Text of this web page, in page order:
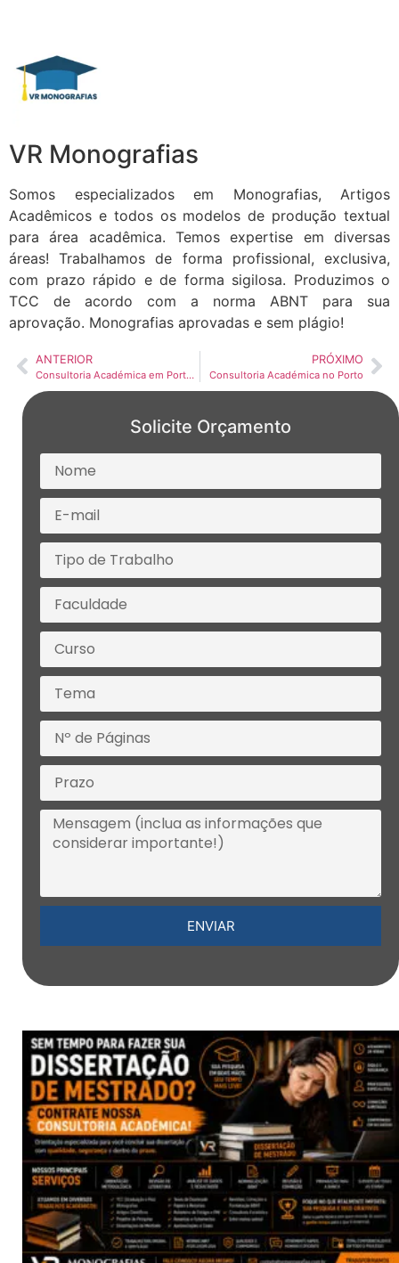
VR Monografias
Somos especializados em Monografias, Artigos
Acadêmicos e todos os modelos de produção textual
para área acadêmica. Temos expertise em diversas
áreas! Trabalhamos de forma profissional, exclusiva,
com prazo rápido e de forma sigilosa. Produzimos o
TCC de acordo com a norma ABNT para sua
aprovação. Monografias aprovadas e sem plágio!
ANTERIOR
Consultoria Académica em Portugal
PRÓXIMO
Consultoria Académica no Porto
Solicite Orçamento
ENVIAR